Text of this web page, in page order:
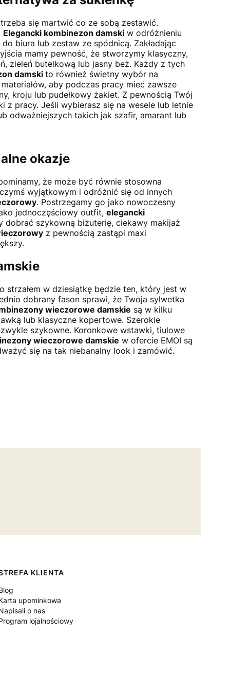
się martwić co ze sobą zestawić.
Elegancki kombinezon damski w odróżnieniu
biura lub zestaw ze spódnicą. Zakładając
mamy pewność, że stworzymy klasyczny,
zieleń butelkową lub jasny beż. Każdy z tych
damskito również świetny wybór na
aby podczas pracy mieć zawsze
kroju lub pudełkowy żakiet. Z pewnością Twój
z pracy. Jeśli wybierasz się na wesele lub letnie
odważniejszych takich jak szafir, amarant lub
okazje
że może być równie stosowna
wyjątkowym i odróżnić się od innych
. Postrzegamy go jako nowoczesny
jednoczęściowy outfit, elegancki
dobrać szykowną biżuterię, ciekawy makijaż
z pewnością zastąpi maxi
strzałem w dziesiątkę będzie ten, który jest w
dobrany fason sprawi, że Twoja sylwetka
wieczorowe damskie są w kilku
lub klasyczne kopertowe. Szerokie
szykowne. Koronkowe wstawki, tiulowe
wieczorowe damskie w ofercie EMOI są
się na tak niebanalny look i zamówić.
KLIENTA
upominkowa
o nas
lojalnościowy